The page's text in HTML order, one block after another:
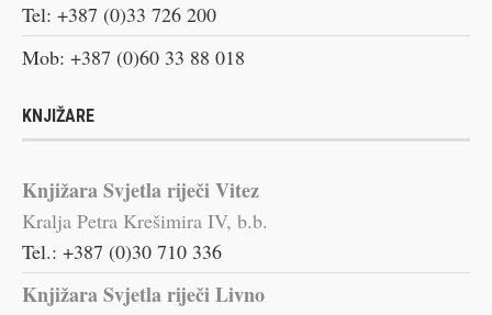
Tel: +387 (0)33 726 200
Mob: +387 (0)60 33 88 018
KNJIŽARE
Knjižara Svjetla riječi Vitez
Kralja Petra Krešimira IV, b.b.
Tel.: +387 (0)30 710 336
Knjižara Svjetla riječi Livno